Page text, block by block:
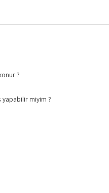
?
yapabilir miyim ?